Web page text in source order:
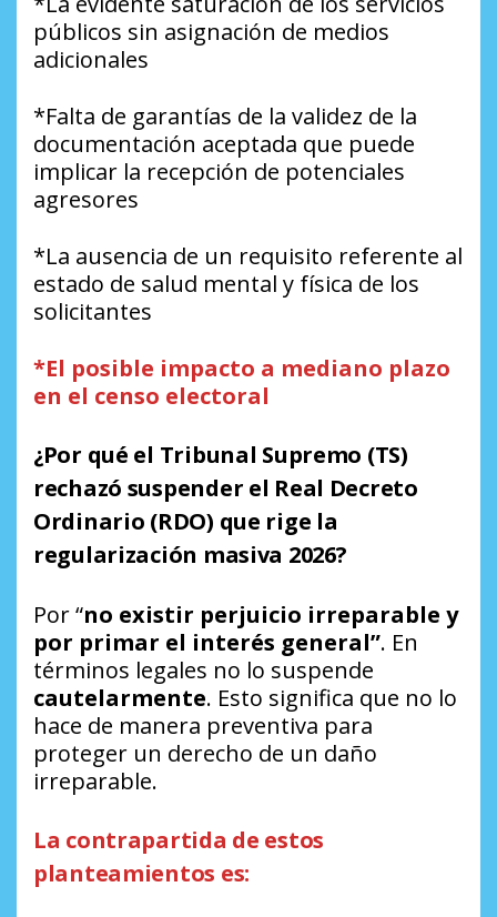
públicos sin asignación de medios
adicionales
*Falta de garantías de la validez de la
documentación aceptada que puede
implicar la recepción de potenciales
agresores
*La ausencia de un requisito referente al
estado de salud mental y física de los
solicitantes
*El posible impacto a mediano plazo
en el censo electoral
¿Por qué el Tribunal Supremo (TS)
rechazó suspender el Real Decreto
Ordinario (RDO) que rige la
regularización masiva 2026?
Por “no existir perjuicio irreparable y
por primar el interés general”. En
términos legales no lo suspende
cautelarmente. Esto significa que no lo
hace de manera preventiva para
proteger un derecho de un daño
irreparable.
La contrapartida de estos
planteamientos es: